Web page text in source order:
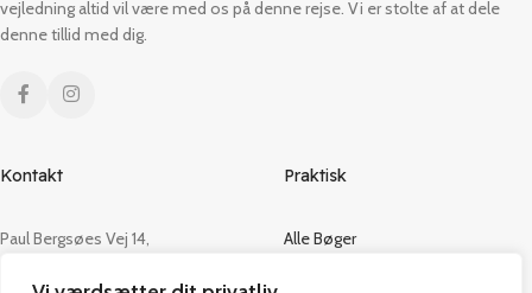
vejledning altid vil være med os på denne rejse. Vi er stolte af at dele
denne tillid med dig.
Kontakt
Paul Bergsøes Vej 14,
Praktisk
Alle Bøger